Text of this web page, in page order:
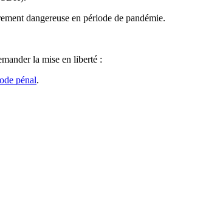
dangereuse en période de pandémie.
la mise en liberté :
pénal.